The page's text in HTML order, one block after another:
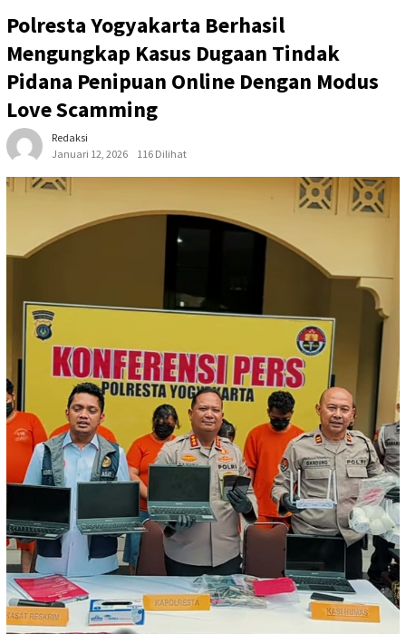
Polresta Yogyakarta Berhasil
Mengungkap Kasus Dugaan Tindak
Pidana Penipuan Online Dengan Modus
Love Scamming
Redaksi
Januari 12, 2026
116 Dilihat